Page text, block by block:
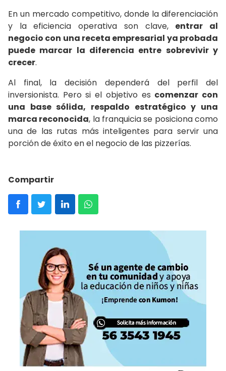
En un mercado competitivo, donde la diferenciación
y la eficiencia operativa son clave, entrar al
negocio con una receta empresarial ya probada
puede marcar la diferencia entre sobrevivir y
crecer.
Al final, la decisión dependerá del perfil del
inversionista. Pero si el objetivo es comenzar con
una base sólida, respaldo estratégico y una
marca reconocida, la franquicia se posiciona como
una de las rutas más inteligentes para servir una
porción de éxito en el negocio de las pizzerías.
Compartir